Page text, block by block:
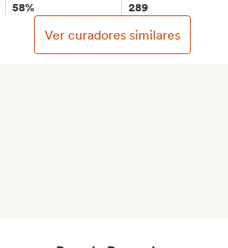
58% 289
Ver curadores similares